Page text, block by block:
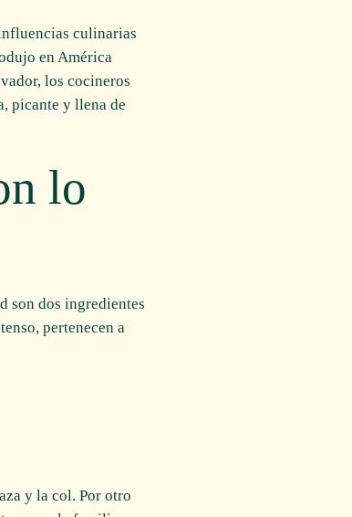
culinarias
en América
los cocineros
picante y llena de
lo
son dos ingredientes
pertenecen a
y la col. Por otro